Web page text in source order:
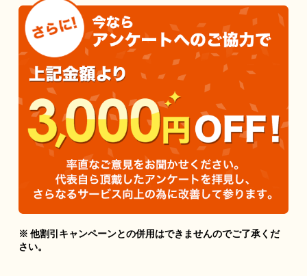
※ 他割引キャンペーンとの併用はできませんのでご了承くだ
さい。